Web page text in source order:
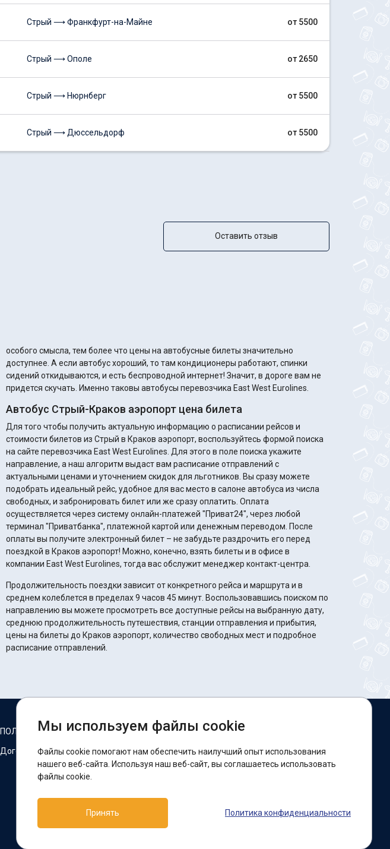
Стрый ⟶ Франкфурт-на-Майне от 5500
Стрый ⟶ Ополе от 2650
Стрый ⟶ Нюрнберг от 5500
Стрый ⟶ Дюссельдорф от 5500
Оставить отзыв
особого смысла, тем более что цены на автобусные билеты значительно
доступнее. А если автобус хороший, то там кондиционеры работают, спинки
сидений откидываются, и есть беспроводной интернет! Значит, в дороге вам не
придется скучать. Именно таковы автобусы перевозчика East West Eurolines.
Автобус Стрый-Краков аэропорт цена билета
Для того чтобы получить актуальную информацию о расписании рейсов и
стоимости билетов из Стрый в Краков аэропорт, воспользуйтесь формой поиска
на сайте перевозчика East West Eurolines. Для этого в поле поиска укажите
направление, а наш алгоритм выдаст вам расписание отправлений с
актуальными ценами и уточнением скидок для льготников. Вы сразу можете
подобрать идеальный рейс, удобное для вас место в салоне автобуса из числа
свободных, и забронировать билет или же сразу оплатить. Оплата
осуществляется через систему онлайн-платежей "Приват24", через любой
терминал "Приватбанка", платежной картой или денежным переводом. После
оплаты вы получите электронный билет – не забудьте раздрочить его перед
поездкой в Краков аэропорт! Можно, конечно, взять билеты и в офисе в
компании East West Eurolines, тогда вас обслужит менеджер контакт-центра.
Продолжительность поездки зависит от конкретного рейса и маршрута и в
среднем колеблется в пределах 9 часов 45 минут. Воспользовавшись поиском по
направлению вы можете просмотреть все доступные рейсы на выбранную дату,
среднюю продолжительность путешествия, станции отправления и прибытия,
цены на билеты до Краков аэропорт, количество свободных мест и подробное
расписание отправлений.
ПОЛИТИКА COOKIES
Договор оферты
Мы в соцсетях:
Facebook
Поддержка:
Telegram-бот
Мы используем файлы cookie
Файлы cookie помогают нам обеспечить наилучший опыт использования
нашего веб-сайта. Используя наш веб-сайт, вы соглашаетесь использовать
файлы cookie.
Принять Политика конфиденциальности